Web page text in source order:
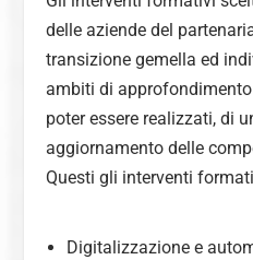
delle aziende del
transizione gemella ed
ambiti di
poter essere realizzati, di
aggiornamento delle
Questi gli interventi
Digitalizzazione e